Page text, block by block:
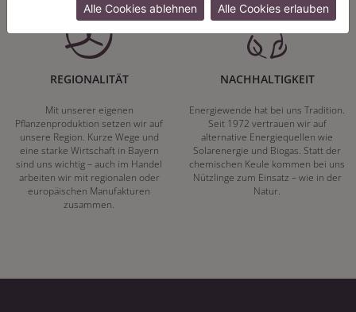
REGIONALITÄT
Mit unserer eigenen
Pflanzenproduktion setzen wir auf
unsere Region. Kurze Wege und
eine starke Wirtschaft in Bayern
sind uns wichtig – auch im Handel
arbeiten wir mit regionalen oder
europäischen Manufakturen
zusammen.
NACHHALTIGKEIT
Energiewende hat bei uns Tradition.
Seit 1972 vertrauen wir auf
alternative Energiequellen wie
Solarenergie und Biogas. Statt der
chemischen Keule kommen bei uns
Nützlinge zum Einsatz – wie in der
Natur.
Alle Cookies ablehnen Alle Cookies erlauben